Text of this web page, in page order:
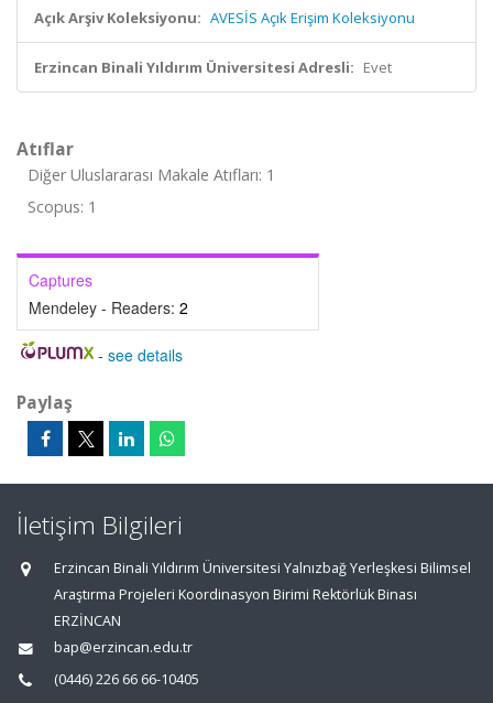
Açık Arşiv Koleksiyonu: AVESİS Açık Erişim Koleksiyonu
Erzincan Binali Yıldırım Üniversitesi Adresli: Evet
Atıflar
Diğer Uluslararası Makale Atıfları: 1
Scopus: 1
Captures
Mendeley - Readers: 2
- see details
Paylaş
İletişim Bilgileri
Erzincan Binali Yıldırım Üniversitesi Yalnızbağ Yerleşkesi Bilimsel
Araştırma Projeleri Koordinasyon Birimi Rektörlük Binası
ERZİNCAN
bap@erzincan.edu.tr
(0446) 226 66 66-10405